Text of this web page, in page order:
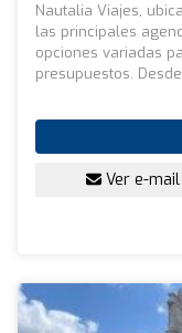
Nautalia Viajes,
las principales
opciones variadas
presupuestos.
Ver e-mail